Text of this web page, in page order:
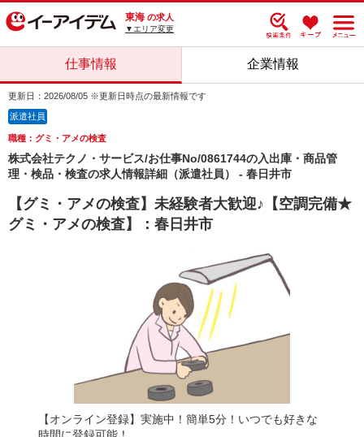
東海 の求人
▼エリア変更
仕事情報 企業情報
更新日：2026/08/05 ※更新日時点の最新情報です
派遣社員
職種：グミ・アメの検査
株式会社テクノ・サービス/お仕事No/0861744の入出庫・商品管
理・検品・検査の求人情報詳細（派遣社員） - 春日井市
【グミ・アメの検査】未経験者大歓迎♪【空調完備★
グミ・アメの検査】：春日井市
【オンライン登録】実施中！簡単5分！いつでも好きな